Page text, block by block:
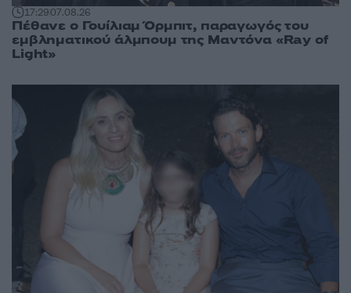
17:2907.08.26
Πέθανε ο Γουίλιαμ Όρμπιτ, παραγωγός του
εμβληματικού άλμπουμ της Μαντόνα «Ray of
Light»